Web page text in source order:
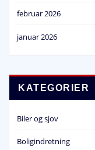
februar 2026
januar 2026
KATEGORIER
Biler og sjov
Boligindretning